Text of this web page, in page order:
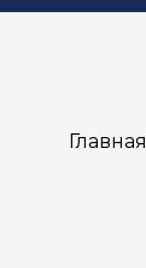
Главная